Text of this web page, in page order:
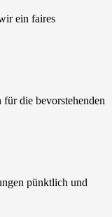
ein faires
die bevorstehenden
pünktlich und